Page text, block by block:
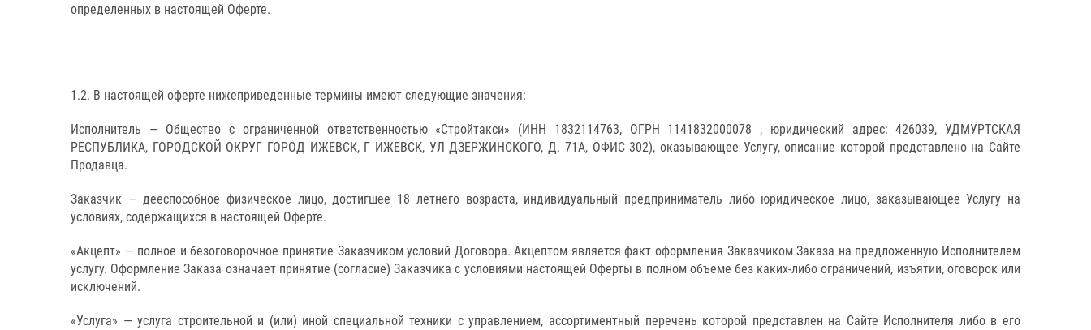
определенных в настоящей Оферте.
1.2. В настоящей оферте нижеприведенные термины имеют следующие значения:
Исполнитель — Общество с ограниченной ответственностью «Стройтакси» (ИНН 1832114763, ОГРН 1141832000078 , юридический адрес: 426039, УДМУРТСКАЯ
РЕСПУБЛИКА, ГОРОДСКОЙ ОКРУГ ГОРОД ИЖЕВСК, Г ИЖЕВСК, УЛ ДЗЕРЖИНСКОГО, Д. 71А, ОФИС 302), оказывающее Услугу, описание которой представлено на Сайте
Продавца.
Заказчик — дееспособное физическое лицо, достигшее 18 летнего возраста, индивидуальный предприниматель либо юридическое лицо, заказывающее Услугу на
условиях, содержащихся в настоящей Оферте.
«Акцепт» — полное и безоговорочное принятие Заказчиком условий Договора. Акцептом является факт оформления Заказчиком Заказа на предложенную Исполнителем
услугу. Оформление Заказа означает принятие (согласие) Заказчика с условиями настоящей Оферты в полном объеме без каких-либо ограничений, изъятии, оговорок или
исключений.
«Услуга» — услуга строительной и (или) иной специальной техники с управлением, ассортиментный перечень которой представлен на Сайте Исполнителя либо в его